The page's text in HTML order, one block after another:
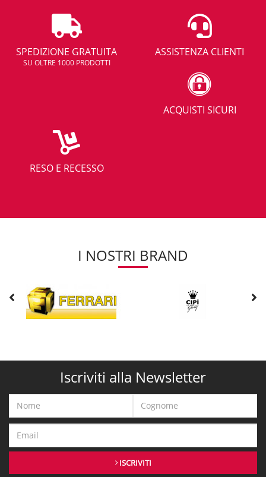
SPEDIZIONE GRATUITA
SU OLTRE 1000 PRODOTTI
ASSISTENZA CLIENTI
ACQUISTI SICURI
RESO E RECESSO
I NOSTRI BRAND
Iscriviti alla Newsletter
ISCRIVITI